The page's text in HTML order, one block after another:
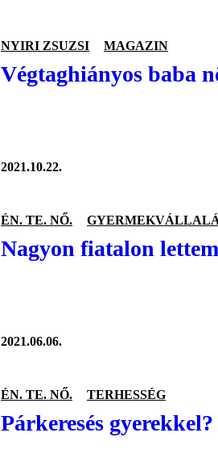
NYIRI ZSUZSI MAGAZIN
Végtaghiányos baba
2021.10.22.
ÉN. TE. NŐ.
Nagyon fiatalon
2021.06.06.
ÉN. TE. NŐ. TERHESSÉG
Párkeresés gyerekkel?